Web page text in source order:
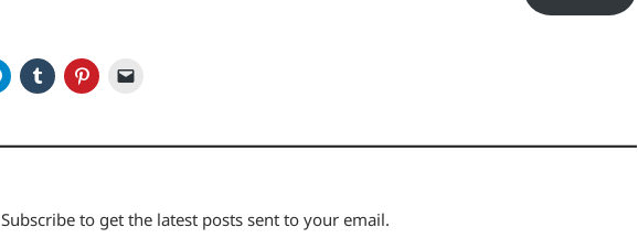
Subscribe to get the latest posts sent to your email.